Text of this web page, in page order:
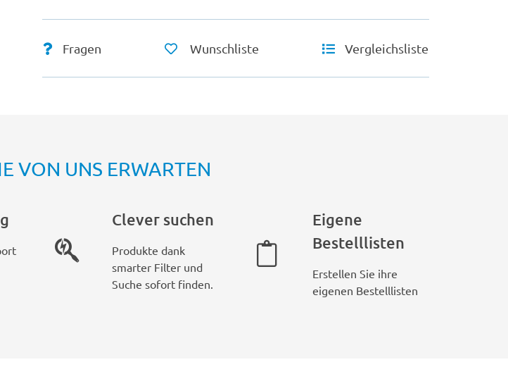
Fragen Wunschliste Vergleichsliste
VON UNS ERWARTEN
Clever suchen
Produkte dank
smarter Filter und
Suche sofort finden.
Eigene
Bestelllisten
Erstellen Sie ihre
eigenen Bestelllisten